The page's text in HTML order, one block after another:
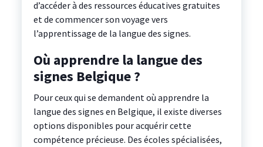
d’accéder à des ressources éducatives gratuites
et de commencer son voyage vers
l’apprentissage de la langue des signes.
Où apprendre la langue des
signes Belgique ?
Pour ceux qui se demandent où apprendre la
langue des signes en Belgique, il existe diverses
options disponibles pour acquérir cette
compétence précieuse. Des écoles spécialisées,